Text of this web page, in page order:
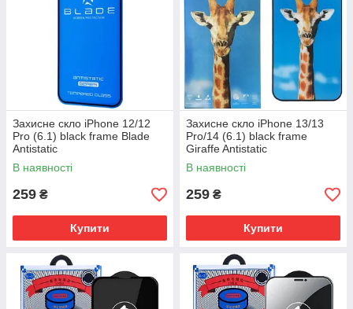
Захисне скло iPhone 12/12
Pro (6.1) black frame Blade
Antistatic
В наявності
259 ₴
Купити
Захисне скло iPhone 13/13
Pro/14 (6.1) black frame
Giraffe Antistatic
В наявності
259 ₴
Купити